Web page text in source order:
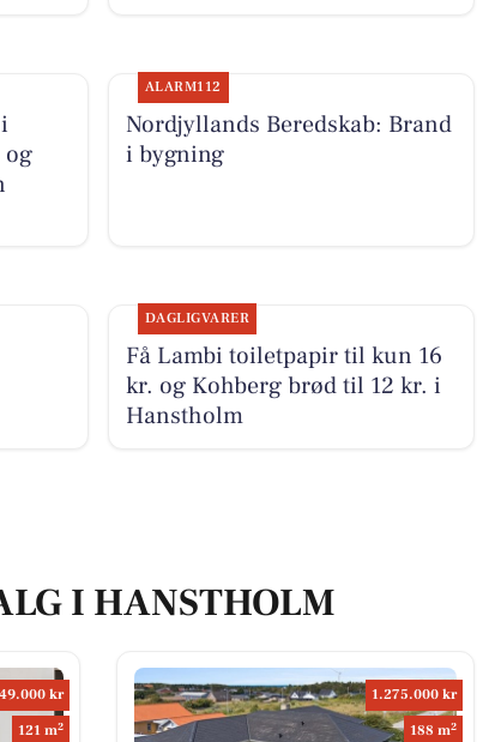
ALARM112
Nordjyllands Beredskab: Brand
i bygning
DAGLIGVARER
Få Lambi toiletpapir til kun 16
kr. og Kohberg brød til 12 kr. i
Hanstholm
I HANSTHOLM
kr
121 m2
1.275.000 kr
188 m2